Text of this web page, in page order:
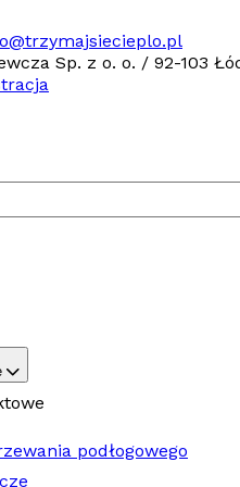
Sp. z o. o. / 92-103
podłogowego